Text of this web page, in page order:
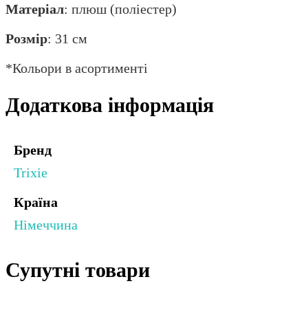
Матеріал: плюш (поліестер)
Розмір: 31 см
*Кольори в асортименті
Додаткова інформація
Бренд
Trixie
Країна
Німеччина
Супутні товари